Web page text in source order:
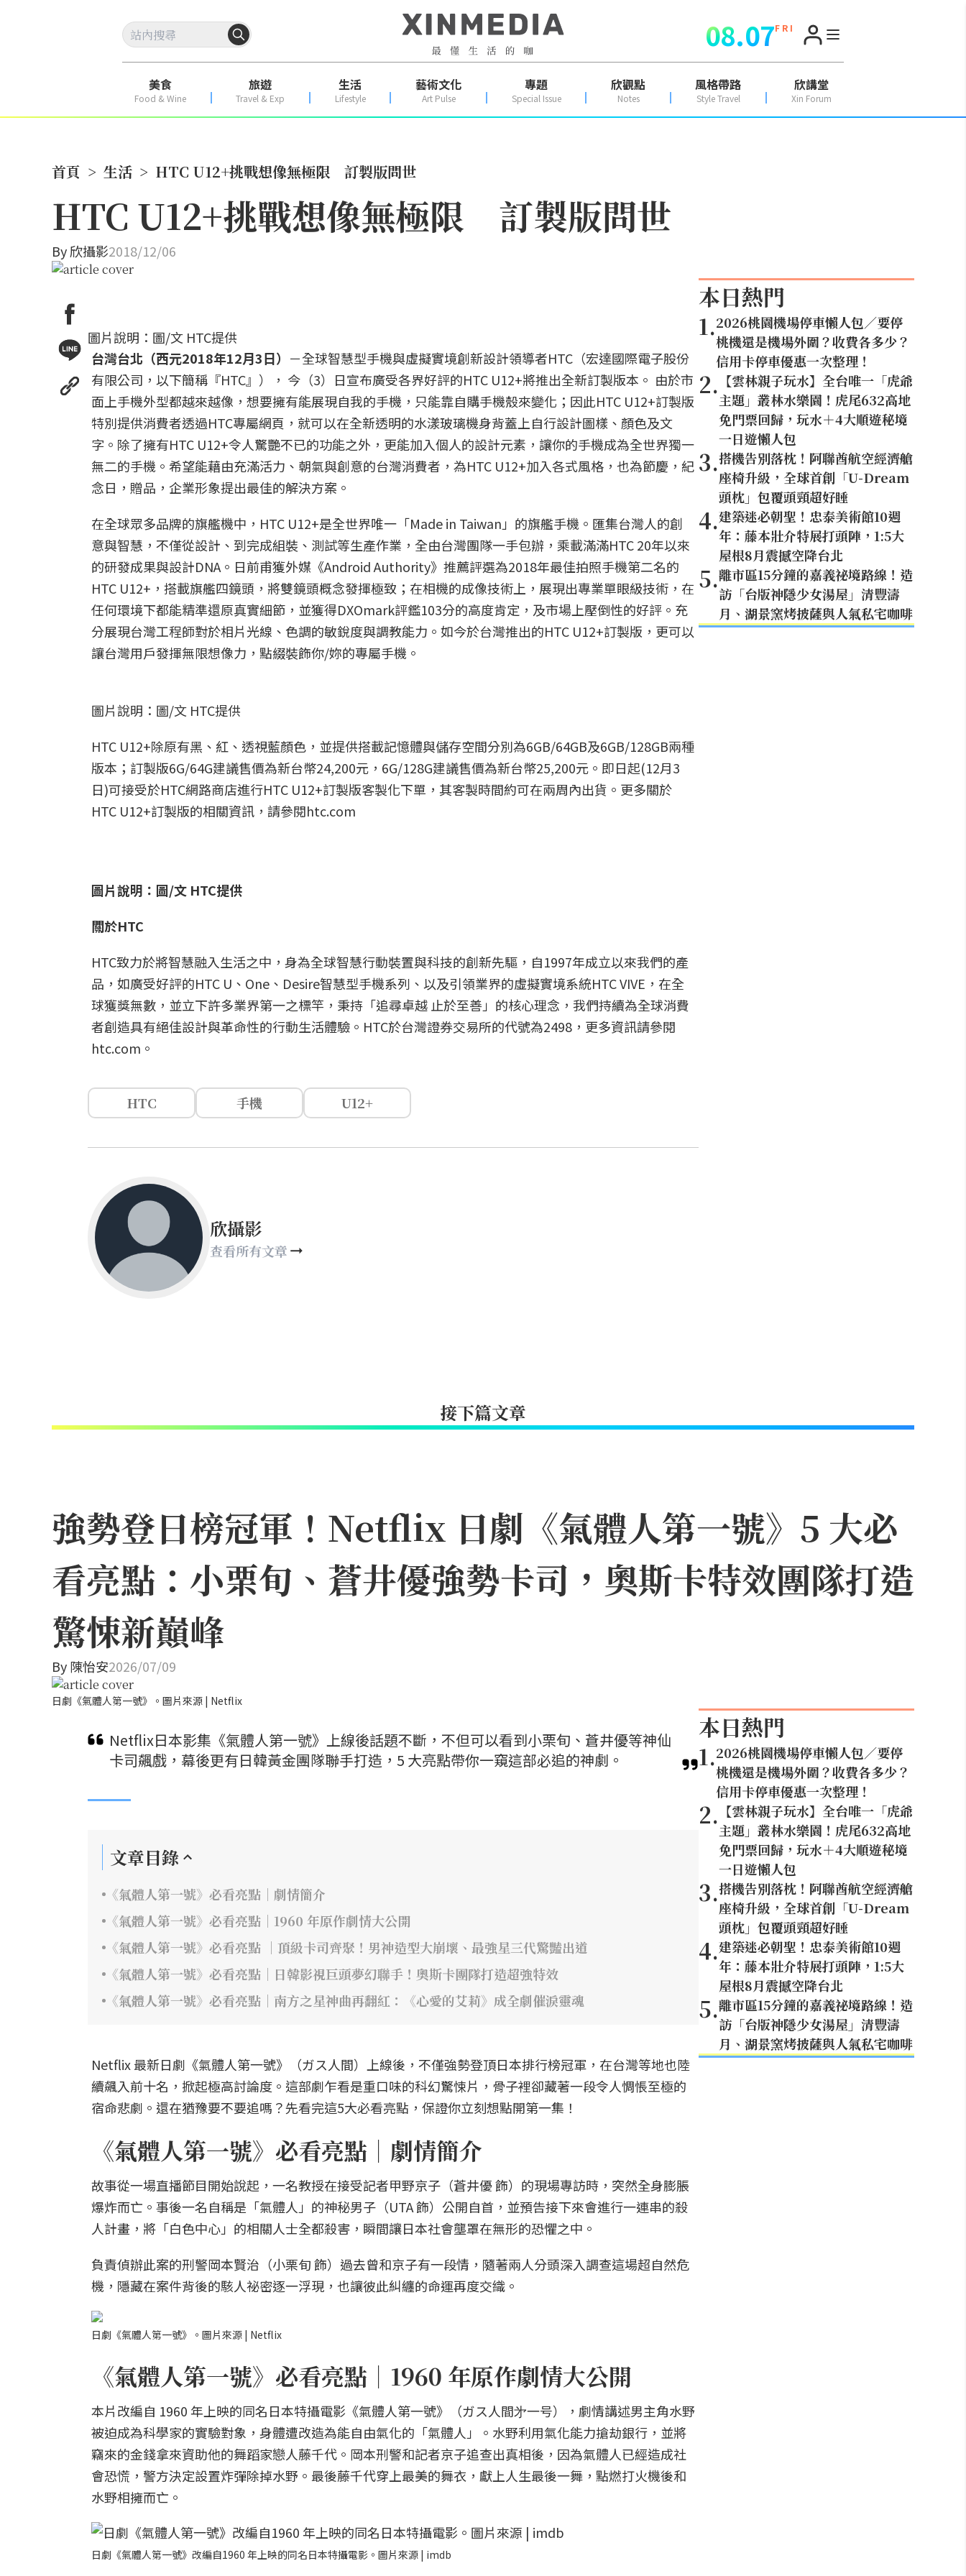
08.07F R I
美食
Food & Wine
旅遊
Travel & Exp
生活
Lifestyle
藝術文化
Art Pulse
專題
Special Issue
欣觀點
Notes
風格帶路
Style Travel
欣講堂
Xin Forum
首頁 > 生活 > HTC U12+挑戰想像無極限 訂製版問世
HTC U12+挑戰想像無極限 訂製版問世
By欣攝影2018/12/06
圖片說明：圖/文 HTC提供
台灣台北（西元2018年12月3日） －全球智慧型手機與虛擬實境創新設計領導者HTC（宏達國際電子股份
有限公司，以下簡稱『HTC』）， 今（3）日宣布廣受各界好評的HTC U12+將推出全新訂製版本。 由於市
面上手機外型都越來越像，想要擁有能展現自我的手機，只能靠自購手機殼來變化；因此HTC U12+訂製版
特別提供消費者透過HTC專屬網頁，就可以在全新透明的水漾玻璃機身背蓋上自行設計圖樣、顏色及文
字。除了擁有HTC U12+令人驚艷不已的功能之外，更能加入個人的設計元素，讓你的手機成為全世界獨一
無二的手機。希望能藉由充滿活力、朝氣與創意的台灣消費者，為HTC U12+加入各式風格，也為節慶，紀
念日，贈品，企業形象提出最佳的解決方案。
在全球眾多品牌的旗艦機中，HTC U12+是全世界唯一「Made in Taiwan」的旗艦手機。匯集台灣人的創
意與智慧，不僅從設計、到完成組裝、測試等生產作業，全由台灣團隊一手包辦，乘載滿滿HTC 20年以來
的研發成果與設計DNA。日前甫獲外媒《Android Authority》推薦評選為2018年最佳拍照手機第二名的
HTC U12+，搭載旗艦四鏡頭，將雙鏡頭概念發揮極致；在相機的成像技術上，展現出專業單眼級技術，在
任何環境下都能精準還原真實細節，並獲得DXOmark評鑑103分的高度肯定，及市場上壓倒性的好評。充
分展現台灣工程師對於相片光線、色調的敏銳度與調教能力。如今於台灣推出的HTC U12+訂製版，更可以
讓台灣用戶發揮無限想像力，點綴裝飾你/妳的專屬手機。
圖片說明：圖/文 HTC提供
HTC U12+除原有黑、紅、透視藍顏色，並提供搭載記憶體與儲存空間分別為6GB/64GB及6GB/128GB兩種
版本；訂製版6G/64G建議售價為新台幣24,200元，6G/128G建議售價為新台幣25,200元。即日起(12月3
日)可接受於HTC網路商店進行HTC U12+訂製版客製化下單，其客製時間約可在兩周內出貨。更多關於
HTC U12+訂製版的相關資訊，請參閱htc.com
圖片說明：圖/文 HTC提供
關於HTC
HTC致力於將智慧融入生活之中，身為全球智慧行動裝置與科技的創新先驅，自1997年成立以來我們的產
品，如廣受好評的HTC U、One、Desire智慧型手機系列、以及引領業界的虛擬實境系統HTC VIVE，在全
球獲獎無數，並立下許多業界第一之標竿，秉持「追尋卓越 止於至善」的核心理念，我們持續為全球消費
者創造具有絕佳設計與革命性的行動生活體驗。HTC於台灣證券交易所的代號為2498，更多資訊請參閱
htc.com。
HTC 手機 U12+
欣攝影
查看所有文章
本日熱門
1.2026桃園機場停車懶人包／要停
桃機還是機場外圍？收費各多少？
信用卡停車優惠一次整理！
2. 【雲林親子玩水】全台唯一「虎爺
主題」叢林水樂園！虎尾632高地
免門票回歸，玩水＋4大順遊秘境
一日遊懶人包
3.搭機告別落枕！阿聯酋航空經濟艙
座椅升級，全球首創「U-Dream
頭枕」包覆頭頸超好睡
4.建築迷必朝聖！忠泰美術館10週
年：藤本壯介特展打頭陣，1:5大
屋根8月震撼空降台北
5.離市區15分鐘的嘉義祕境路線！造
訪「台版神隱少女湯屋」清豐濤
月、湖景窯烤披薩與人氣私宅咖啡
接下篇文章
強勢登日榜冠軍！Netflix 日劇《氣體人第一號》5 大必
看亮點：小栗旬、蒼井優強勢卡司，奧斯卡特效團隊打造
驚悚新巔峰
By陳怡安2026/07/09
日劇《氣體人第一號》。圖片來源 | Netflix
Netflix日本影集《氣體人第一號》上線後話題不斷，不但可以看到小栗旬、蒼井優等神仙
卡司飆戲，幕後更有日韓黃金團隊聯手打造，5 大亮點帶你一窺這部必追的神劇。
文章目錄
《氣體人第一號》必看亮點｜劇情簡介
《氣體人第一號》必看亮點｜1960 年原作劇情大公開
《氣體人第一號》必看亮點 ｜頂級卡司齊聚！男神造型大崩壞、最強星三代驚豔出道
《氣體人第一號》必看亮點｜日韓影視巨頭夢幻聯手！奧斯卡團隊打造超強特效
《氣體人第一號》必看亮點｜南方之星神曲再翻紅：《心愛的艾莉》成全劇催淚靈魂
Netflix 最新日劇《氣體人第一號》（ガス人間）上線後，不僅強勢登頂日本排行榜冠軍，在台灣等地也陸
續飆入前十名，掀起極高討論度。這部劇乍看是重口味的科幻驚悚片，骨子裡卻藏著一段令人惆悵至極的
宿命悲劇。還在猶豫要不要追嗎？先看完這5大必看亮點，保證你立刻想點開第一集！
《氣體人第一號》必看亮點｜劇情簡介
故事從一場直播節目開始說起，一名教授在接受記者甲野京子（蒼井優 飾）的現場專訪時，突然全身膨脹
爆炸而亡。事後一名自稱是「氣體人」的神秘男子（UTA 飾）公開自首，並預告接下來會進行一連串的殺
人計畫，將「白色中心」的相關人士全都殺害，瞬間讓日本社會壟罩在無形的恐懼之中。
負責偵辦此案的刑警岡本賢治（小栗旬 飾）過去曾和京子有一段情，隨著兩人分頭深入調查這場超自然危
機，隱藏在案件背後的駭人祕密逐一浮現，也讓彼此糾纏的命運再度交織。
日劇《氣體人第一號》。圖片來源 | Netflix
《氣體人第一號》必看亮點｜1960 年原作劇情大公開
本片改編自 1960 年上映的同名日本特攝電影《氣體人第一號》（ガス人間㐧一号），劇情講述男主角水野
被迫成為科學家的實驗對象，身體遭改造為能自由氣化的「氣體人」。水野利用氣化能力搶劫銀行，並將
竊來的金錢拿來資助他的舞蹈家戀人藤千代。岡本刑警和記者京子追查出真相後，因為氣體人已經造成社
會恐慌，警方決定設置炸彈除掉水野。最後藤千代穿上最美的舞衣，獻上人生最後一舞，點燃打火機後和
水野相擁而亡。
日劇《氣體人第一號》改編自1960 年上映的同名日本特攝電影。圖片來源 | imdb
本日熱門
1.2026桃園機場停車懶人包／要停
桃機還是機場外圍？收費各多少？
信用卡停車優惠一次整理！
2. 【雲林親子玩水】全台唯一「虎爺
主題」叢林水樂園！虎尾632高地
免門票回歸，玩水＋4大順遊秘境
一日遊懶人包
3.搭機告別落枕！阿聯酋航空經濟艙
座椅升級，全球首創「U-Dream
頭枕」包覆頭頸超好睡
4.建築迷必朝聖！忠泰美術館10週
年：藤本壯介特展打頭陣，1:5大
屋根8月震撼空降台北
5.離市區15分鐘的嘉義祕境路線！造
訪「台版神隱少女湯屋」清豐濤
月、湖景窯烤披薩與人氣私宅咖啡